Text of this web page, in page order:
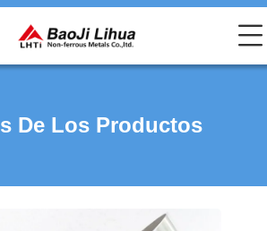
De Los Productos